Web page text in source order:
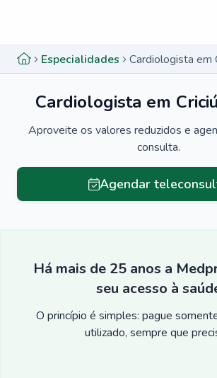
Especialidades
Cardiologista em
Aproveite os valores reduzidos e
consulta.
Agendar
Há mais de 25 anos a
seu acesso à
O princípio é simples: pague
utilizado, sempre que